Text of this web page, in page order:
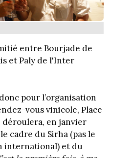
entre Bourjade de
et Paly de l'Inter
pour l’organisation
vous vinicole, Place
déroulera, en janvier
cadre du Sirha (pas le
international) et du